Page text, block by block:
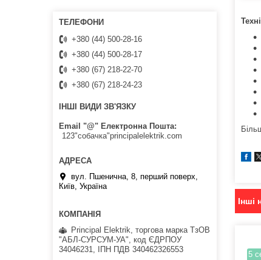
Інші
5
+380 (44) 500-28-16
+380 (44) 500-28-17
+380 (67) 218-22-70
+380 (67) 218-24-23
ІНШІ ВИДИ ЗВ'ЯЗКУ
Email "@" Електронна Пошта
123"собачка"principalelektrik.com
вул. Пшенична, 8, перший поверх,
Київ, Україна
Principal Elektrik, торгова марка ТзОВ
"АБЛ-СУРСУМ-УА", код ЄДРПОУ
34046231, ІПН ПДВ 340462326553